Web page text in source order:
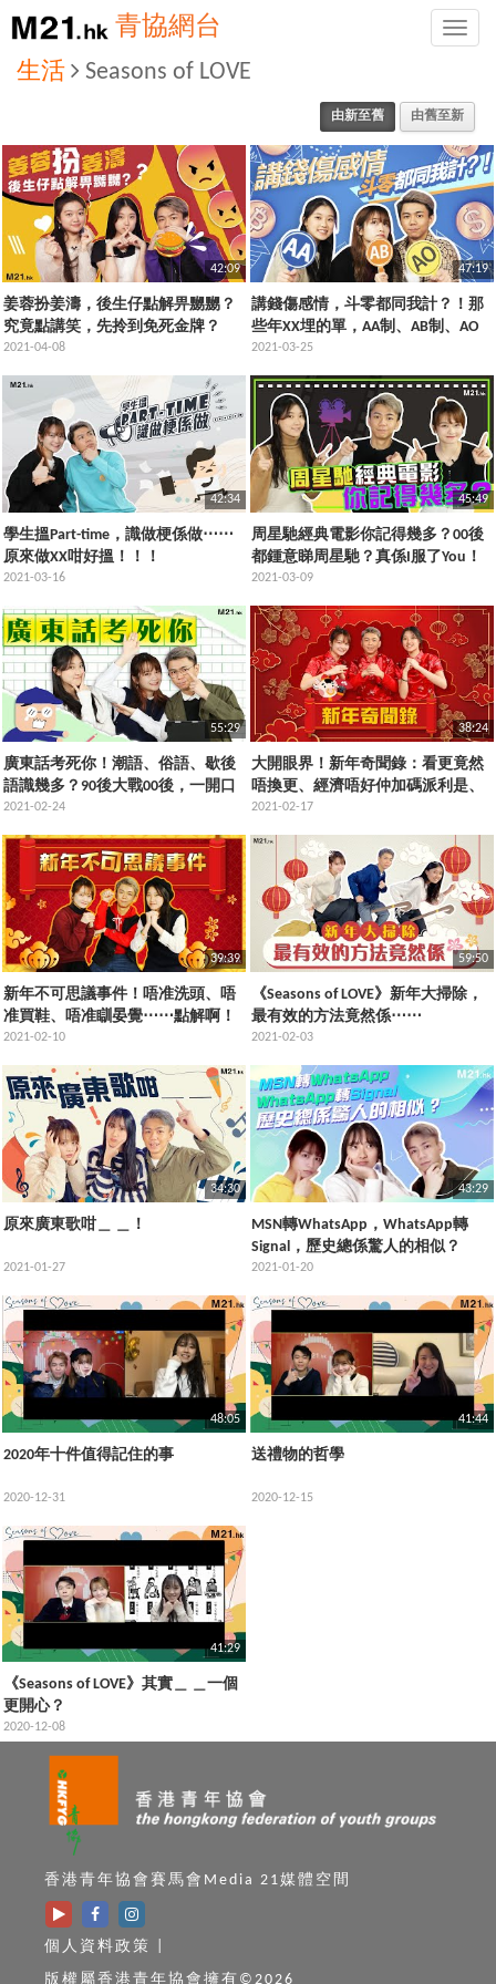
Toggle
青協網台
生活 Seasons of LOVE
由新至舊 由舊至新
42:09
姜蓉扮姜濤，後生仔點解畀嬲嬲？
究竟點講笑，先拎到免死金牌？
2021-04-08
47:19
講錢傷感情，斗零都同我計？！那
些年XX埋的單，AA制、AB制、AO
制，你制唔制？
2021-03-25
42:34
學生搵Part-time，識做梗係做⋯⋯
原來做XX咁好搵！！！
2021-03-16
45:49
周星馳經典電影你記得幾多？00後
都鍾意睇周星馳？真係I服了You！
2021-03-09
55:29
廣東話考死你！潮語、俗語、歇後
語識幾多？90後大戰00後，一開口
就知有代溝？
2021-02-24
38:24
大開眼界！新年奇聞錄：看更竟然
唔換更、經濟唔好仲加碼派利是、
被認錯做第二個親戚，反而超開
心⋯⋯
2021-02-17
39:39
新年不可思議事件！唔准洗頭、唔
准買鞋、唔准瞓晏覺⋯⋯點解啊！
｜《Seasons of LOVE》Ep
2021-02-10
59:50
《Seasons of LOVE》新年大掃除，
最有效的方法竟然係⋯⋯
2021-02-03
34:30
原來廣東歌咁＿ ＿！
2021-01-27
43:29
MSN轉WhatsApp，WhatsApp轉
Signal，歷史總係驚人的相似？
2021-01-20
48:05
2020年十件值得記住的事
2020-12-31
41:44
送禮物的哲學
2020-12-15
41:29
《Seasons of LOVE》其實＿ ＿一個
更開心？
2020-12-08
香港青年協會賽馬會Media 21媒體空間
個人資料政策
版權屬香港青年協會擁有©2026